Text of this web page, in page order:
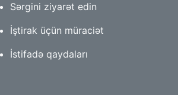
Sərgini ziyarət edin
İştirak üçün müraciət
İstifadə qaydaları